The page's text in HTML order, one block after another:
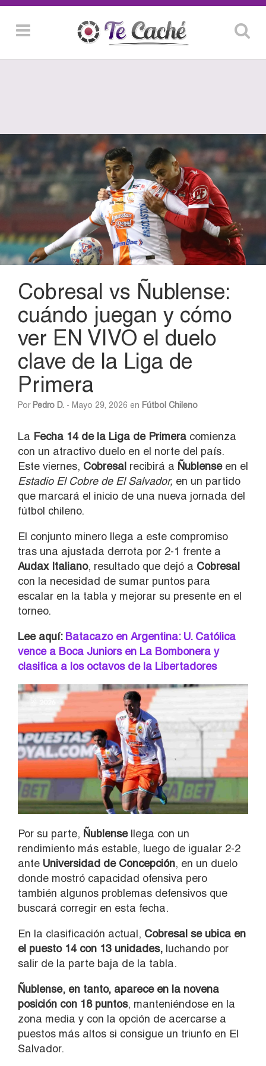
Cobresal vs Ñublense:
cuándo juegan y cómo
ver EN VIVO el duelo
clave de la Liga de
Primera
Por Pedro D. - Mayo 29, 2026 en Fútbol Chileno
La Fecha 14 de la Liga de Primera comienza
con un atractivo duelo en el norte del país.
Este viernes, Cobresal recibirá a Ñublenseen el
Estadio El Cobre de El Salvador, en un partido
que marcará el inicio de una nueva jornada del
fútbol chileno.
El conjunto minero llega a este compromiso
tras una ajustada derrota por 2-1 frente a
Audax Italiano, resultado que dejó a Cobresal
con la necesidad de sumar puntos para
escalar en la tabla y mejorar su presente en el
torneo.
Lee aquí:Batacazo en Argentina: U. Católica
vence a Boca Juniors en La Bombonera y
clasifica a los octavos de la Libertadores
Por su parte, Ñublensellega con un
rendimiento más estable, luego de igualar 2-2
ante Universidad de Concepción, en un duelo
donde mostró capacidad ofensiva pero
también algunos problemas defensivos que
buscará corregir en esta fecha.
En la clasificación actual, Cobresal se ubica en
el puesto 14 con 13 unidades, luchando por
salir de la parte baja de la tabla.
Ñublense, en tanto, aparece en la novena
posición con 18 puntos, manteniéndose en la
zona media y con la opción de acercarse a
puestos más altos si consigue un triunfo en El
Salvador.